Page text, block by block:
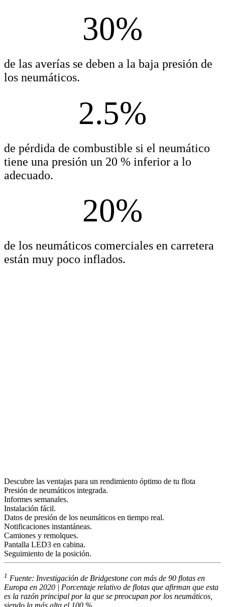
30%
de las averías se deben a la baja presión de
los neumáticos.
2.5%
de pérdida de combustible si el neumático
tiene una presión un 20 % inferior a lo
adecuado.
20%
de los neumáticos comerciales en carretera
están muy poco inflados.
Descubre las ventajas para un rendimiento óptimo de tu flota
Presión de neumáticos integrada.
Informes semanales.
Instalación fácil.
Datos de presión de los neumáticos en tiempo real.
Notificaciones instantáneas.
Camiones y remolques.
Pantalla LED3 en cabina.
Seguimiento de la posición.
1 Fuente: Investigación de Bridgestone con más de 90 flotas en
Europa en 2020 | Porcentaje relativo de flotas que afirman que esta
es la razón principal por la que se preocupan por los neumáticos,
siendo la más alta el 100 %.